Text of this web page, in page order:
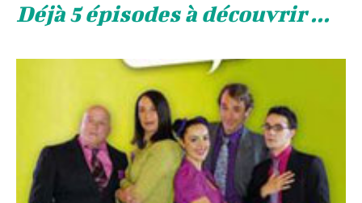
Déjà 5 épisodes à découvrir ...